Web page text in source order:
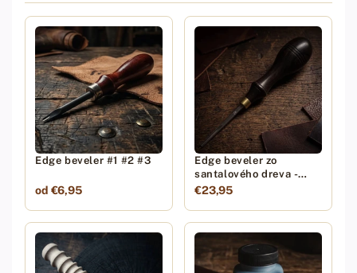
Edge beveler #1 #2 #3
od €6,95
Edge beveler zo
santalového dreva -
#1,2,3,4,5
€23,95